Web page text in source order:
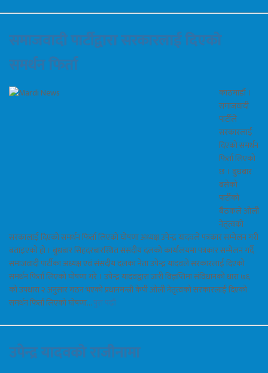
समाजवादी पार्टीद्वारा सरकारलाई दिएको
समर्थन फिर्ता
काठमाडौं ।
समाजवादी
पार्टीले
सरकारलाई
दिएको समर्थन
फिर्ता लिएको
छ । बुधबार
बसेको
पार्टीको
बैठकले ओली
नेतृत्वको
सरकालाई दिएको समर्थन फिर्ता लिएको घोषणा अध्यक्ष उपेन्द्र यादवले पत्रकार सम्मेलन गरी
बताइएको हो । बुधबार सिंहदरबारस्थित संसदीय दलको कार्यालयमा पत्रकार सम्मेलन गर्दै
समाजवादी पार्टीका अध्यक्ष एवं संसदीय दलका नेता उपेन्द्र यादवले सरकारलाई दिएको
समर्थन फिर्ता लिएको घोषणा गरे । उपेन्द्र यादवद्वारा जारी विज्ञप्तिमा संविधानको धारा ७६
को उपधारा २ अनुसार गठन भएको प्रधानमन्त्री केपी ओली नेतृत्वको सरकारलाई दिएको
समर्थन फिर्ता लिएको घोषणा…पुरा पढौ
उपेन्द्र यादवको राजीनामा